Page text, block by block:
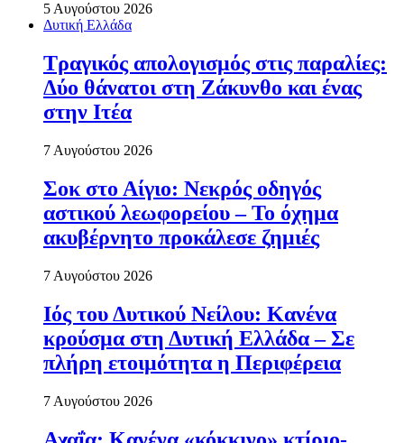
5 Αυγούστου 2026
Δυτική Ελλάδα
Τραγικός απολογισμός στις παραλίες:
Δύο θάνατοι στη Ζάκυνθο και ένας
στην Ιτέα
7 Αυγούστου 2026
Σοκ στο Αίγιο: Νεκρός οδηγός
αστικού λεωφορείου – Το όχημα
ακυβέρνητο προκάλεσε ζημιές
7 Αυγούστου 2026
Ιός του Δυτικού Νείλου: Κανένα
κρούσμα στη Δυτική Ελλάδα – Σε
πλήρη ετοιμότητα η Περιφέρεια
7 Αυγούστου 2026